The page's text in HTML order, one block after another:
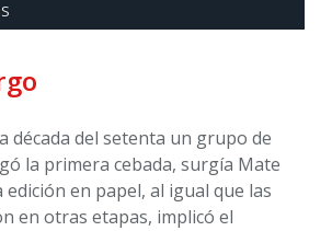
década del setenta un grupo de
la primera cebada, surgía Mate
edición en papel, al igual que las
en otras etapas, implicó el